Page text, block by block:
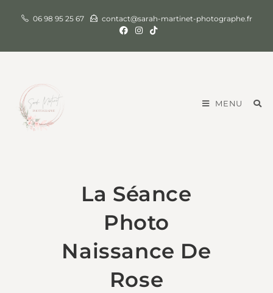
06 98 95 25 67 contact@sarah-martinet-photographe.fr
MENU
La Séance
Photo
Naissance De
Rose